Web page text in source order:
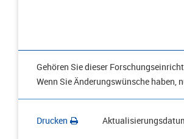
Gehören Sie dieser
Wenn Sie Änderungswünsche haben,
Drucken